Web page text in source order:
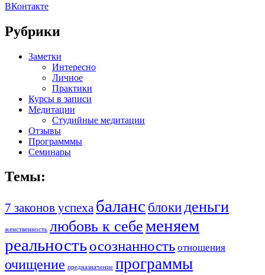
ВКонтакте
Рубрики
Заметки
Интересно
Личное
Практики
Курсы в записи
Медитации
Студийные медитации
Отзывы
Программмы
Семинары
Темы:
7 законов успеха баланс блокиденьги
женственность любовь к себеменяем
реальностьосознанность отношения
очищение предназначение программы